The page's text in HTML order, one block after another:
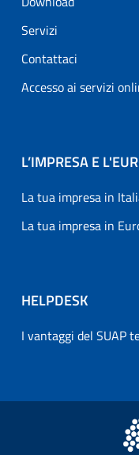
Servizi
Contattaci
Accesso ai servizi
L’IMPRESA E
La tua impresa in
La tua impresa in
HELPDESK
I vantaggi del SUAP